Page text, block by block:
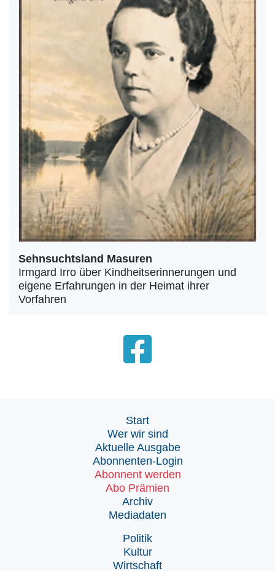
Sehnsuchtsland Masuren
Irmgard Irro über Kindheitserinnerungen und
eigene Erfahrungen in der Heimat ihrer
Vorfahren
Start
Wer wir sind
Aktuelle Ausgabe
Abonnenten-Login
Abonnent werden
Abo Prämien
Archiv
Mediadaten
Politik
Kultur
Wirtschaft